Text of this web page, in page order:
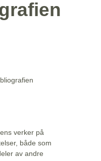
verker på
både som
av andre